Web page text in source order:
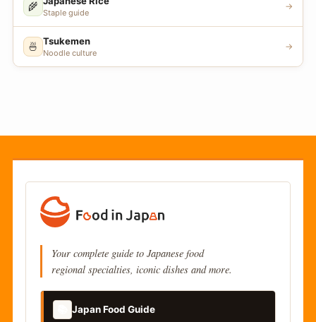
🌾
Staple guide
→
🍜 Tsukemen
Noodle culture
→
Your complete guide to Japanese food
regional specialties, iconic dishes and more.
Japan Food Guide